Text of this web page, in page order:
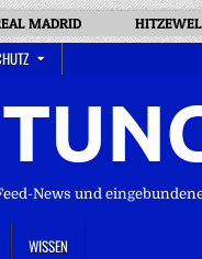
MADRID
News und
WISSEN